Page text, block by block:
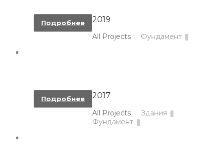
Подробнее 2019
All Projects Фундамент
Подробнее 2017
All Projects
Здания
Фундамент